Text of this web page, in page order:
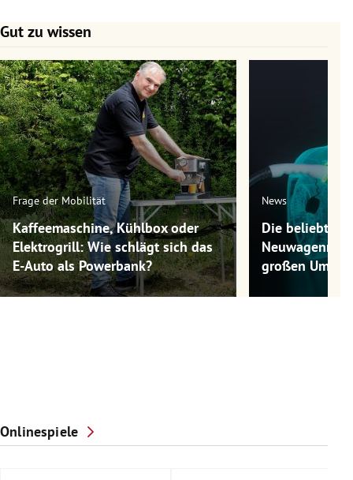
Gut zu wissen
Slide 1 von 7
Frage der Mobilität
Kaffeemaschine, Kühlbox oder
Elektrogrill: Wie schlägt sich das
E-Auto als Powerbank?
News
Die
großen
Onlinespiele